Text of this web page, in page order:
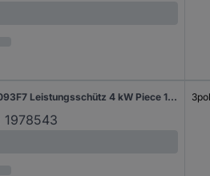
Schneider Electric LC1D093F7 Leistungsschütz 4 kW Piece 1 St.
1978543